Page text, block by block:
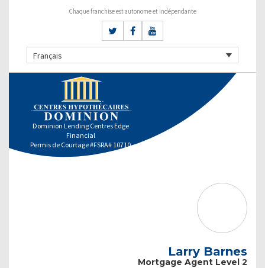
Chaque franchise est autonome et indépendante
Français
Dominion Lending Centres Edge
Financial
Permis de Courtage #FSRA# 10710
Larry Barnes
Mortgage Agent Level 2